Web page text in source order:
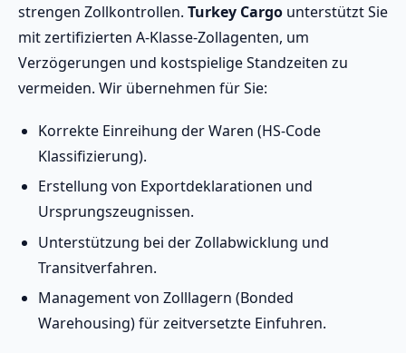
strengen Zollkontrollen. Turkey Cargo unterstützt Sie
mit zertifizierten A-Klasse-Zollagenten, um
Verzögerungen und kostspielige Standzeiten zu
vermeiden. Wir übernehmen für Sie:
Korrekte Einreihung der Waren (HS-Code
Klassifizierung).
Erstellung von Exportdeklarationen und
Ursprungszeugnissen.
Unterstützung bei der Zollabwicklung und
Transitverfahren.
Management von Zolllagern (Bonded
Warehousing) für zeitversetzte Einfuhren.